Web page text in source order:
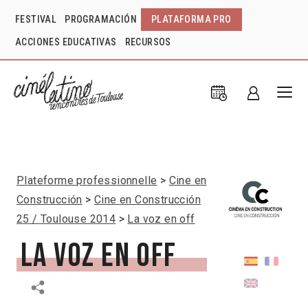
FESTIVAL PROGRAMACIÓN PLATAFORMA PRO
ACCIONES EDUCATIVAS RECURSOS
Plateforme professionnelle
Cine en
Construcción
Cine en Construcción
25 / Toulouse 2014
La voz en off
La voz en off